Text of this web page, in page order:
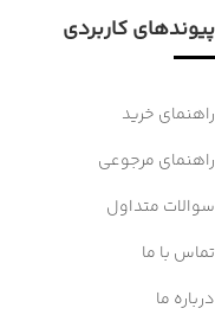
پیوندهای کاربردی
راهنمای خرید
راهنمای مرجوعی
سوالات متداول
تماس با ما
درباره ما